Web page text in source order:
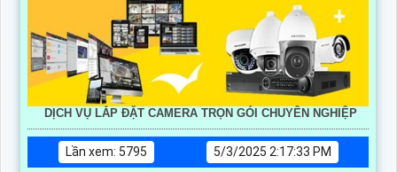
DỊCH VỤ LẮP ĐẶT CAMERA TRỌN GÓI CHUYÊN NGHIỆP
Lần xem: 5795
5/3/2025 2:17:33 PM